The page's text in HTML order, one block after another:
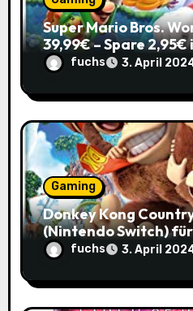
i
o
n
Super Mario Bros.
39,99€ – Spare
Normalpreis!
fuchs 3. April
Gaming
Donkey Kong
(Nintendo Switch)
Spare 16% im
fuchs 3. April